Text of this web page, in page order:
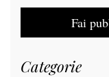
Fai
Categorie